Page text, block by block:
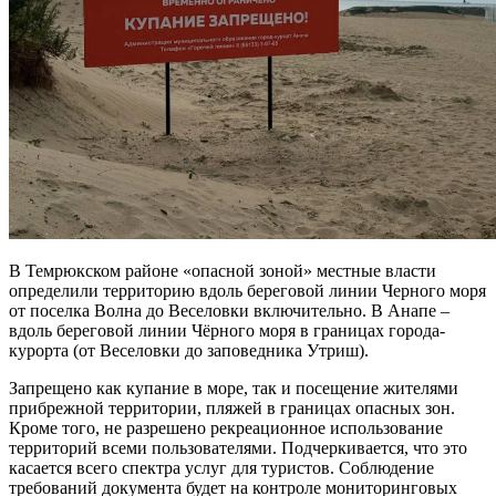
В Темрюкском районе «опасной зоной» местные власти
определили территорию вдоль береговой линии Черного моря
от поселка Волна до Веселовки включительно. В Анапе –
вдоль береговой линии Чёрного моря в границах города-
курорта (от Веселовки до заповедника Утриш).
Запрещено как купание в море, так и посещение жителями
прибрежной территории, пляжей в границах опасных зон.
Кроме того, не разрешено рекреационное использование
территорий всеми пользователями. Подчеркивается, что это
касается всего спектра услуг для туристов. Соблюдение
требований документа будет на контроле мониторинговых